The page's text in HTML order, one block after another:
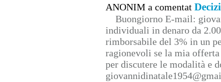
ANONIM a comentat
Buongiorno E-mail:
individuali in denaro da
rimborsabile del 3% in un
ragionevoli se la mia
per discutere le modalità e